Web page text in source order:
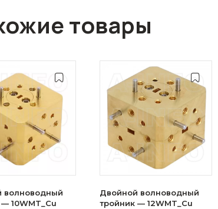
товары
волноводный
10WMT_Cu
Двойной волноводный
тройник — 12WMT_Cu